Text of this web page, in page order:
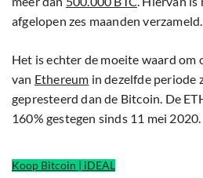
afgelopen zes maanden verzameld.
Het is echter de moeite waard om
van Ethereum in dezelfde periode
gepresteerd dan de Bitcoin. De
160% gestegen sinds 11 mei 2020.
Koop Bitcoin | iDEAL